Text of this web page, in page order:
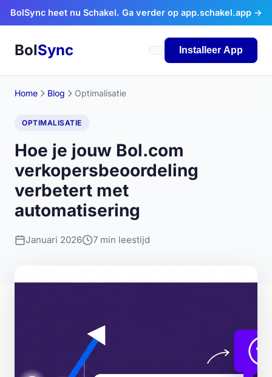
Ga naar inhoud
BolSync Installeer App
Home Blog Optimalisatie
OPTIMALISATIE
Hoe je jouw Bol.com
verkopersbeoordeling
verbetert met
automatisering
Januari 2026 7 min leestijd
BolSync heet nu Schakel. Ga verder op app.schakel.app →